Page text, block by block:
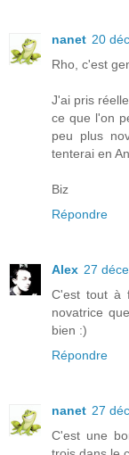
nanet 20
Rho, c'est
J'ai pris
ce que l'on
peu plus
tenterai en
Biz
Répondre
Alex 27
C'est tout à
novatrice
bien :)
Répondre
nanet 27
C'est une